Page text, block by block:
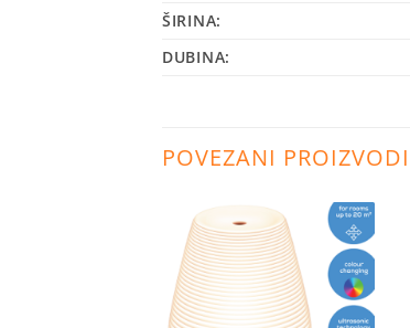
ŠIRINA:
DUBINA:
POVEZANI PROIZVODI
Dodaj
na
listu
želja